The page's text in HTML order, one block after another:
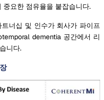
요한 점유율을 붙잡습니다.
너십 및 인수가 회사가 파이프
dementia 공간에서 리
니다.